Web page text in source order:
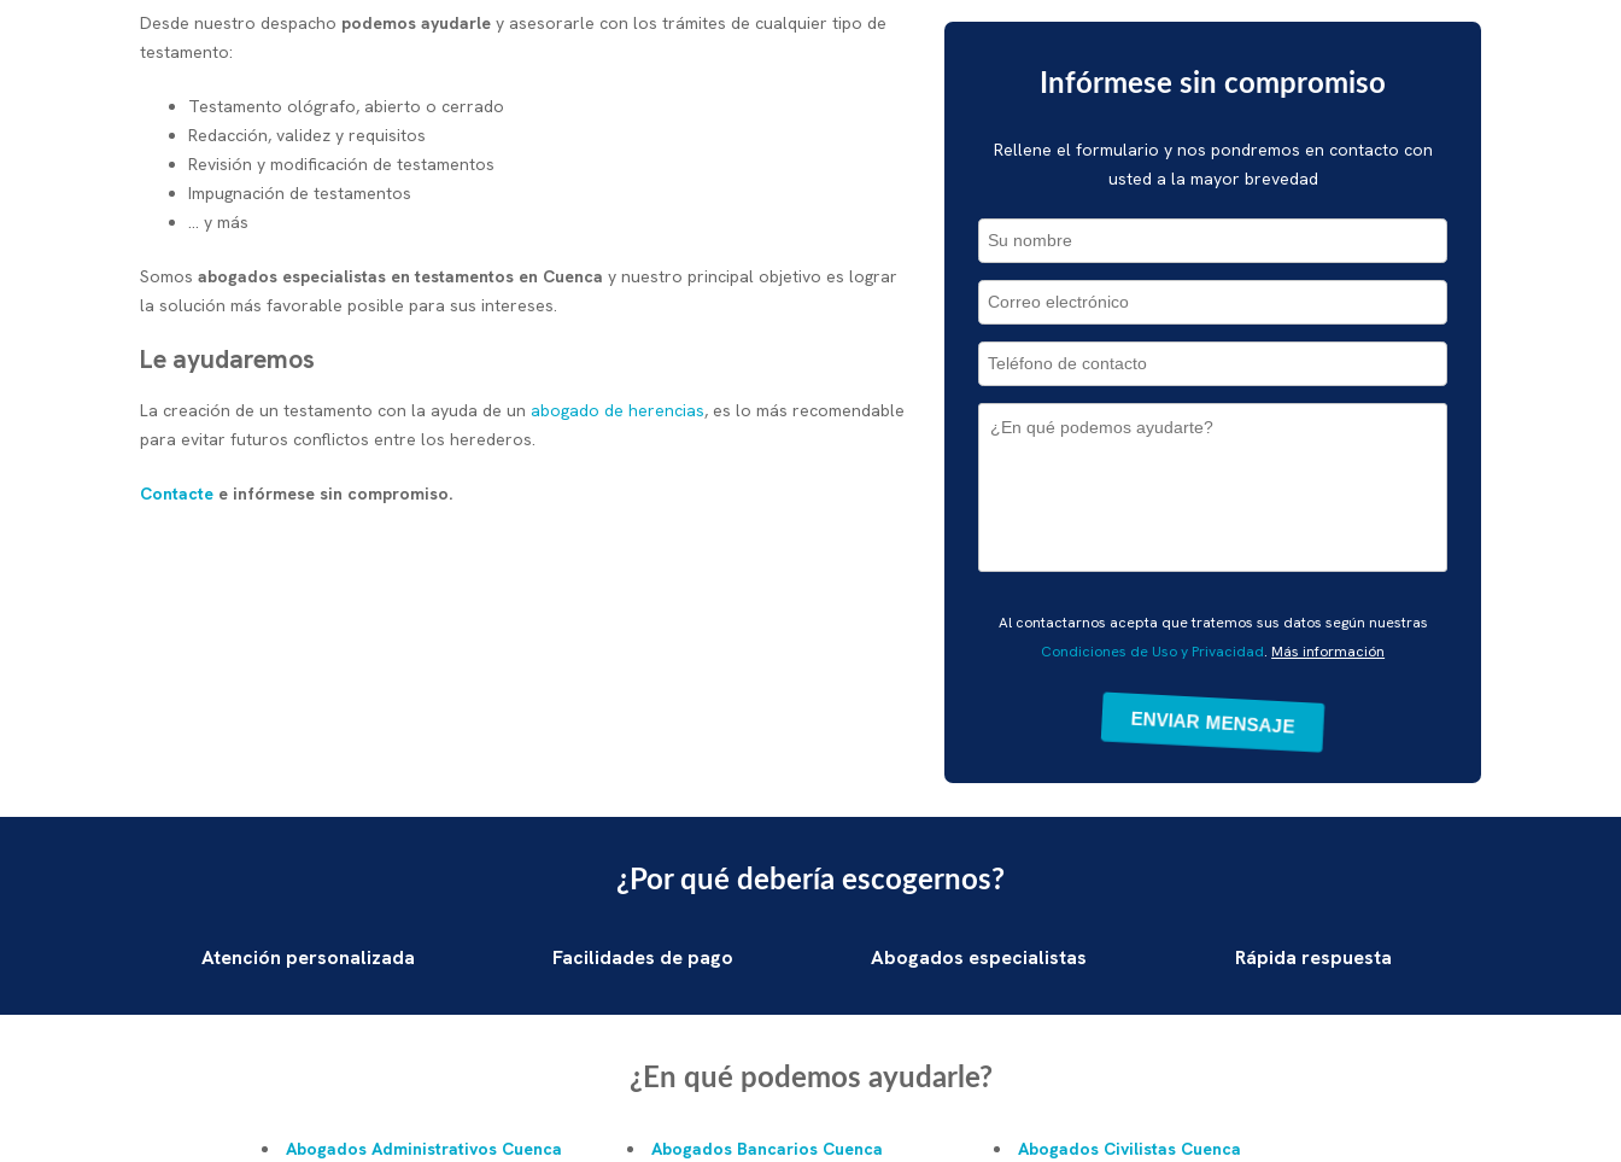
Desde nuestro despacho podemos ayudarle y asesorarle con los trámites de cualquier tipo de
testamento:
Testamento ológrafo, abierto o cerrado
Redacción, validez y requisitos
Revisión y modificación de testamentos
Impugnación de testamentos
... y más
Somos abogados especialistas en testamentos en Cuenca y nuestro principal objetivo es lograr
la solución más favorable posible para sus intereses.
Le ayudaremos
La creación de un testamento con la ayuda de un abogado de herencias, es lo más recomendable
para evitar futuros conflictos entre los herederos.
Contacte e infórmese sin compromiso.
Infórmese sin compromiso
Rellene el formulario y nos pondremos en contacto con
usted a la mayor brevedad
favor,
Al contactarnos acepta que tratemos sus datos según nuestras
Condiciones de Uso y Privacidad. Más información
¿Por qué debería escogernos?
Atención personalizada Facilidades de pago Abogados especialistas Rápida respuesta
¿En qué podemos ayudarle?
Abogados Administrativos Cuenca Abogados Bancarios Cuenca
Abogados Civilistas Cuenca